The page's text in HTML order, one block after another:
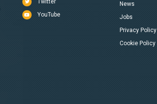
YouTube
News
Jobs
Privacy Policy
Cookie Policy